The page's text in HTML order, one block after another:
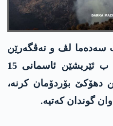
ب سه‌ده‌ما لڤ و ته‌ڤگه‌رێن
په‌كه‌كێ، ئارتێشا تركیێ ب ئێریشێن ئاسمانی 15
دهۆكێ بۆردۆمان كرنه‌،
گوندان كه‌تیه‌.